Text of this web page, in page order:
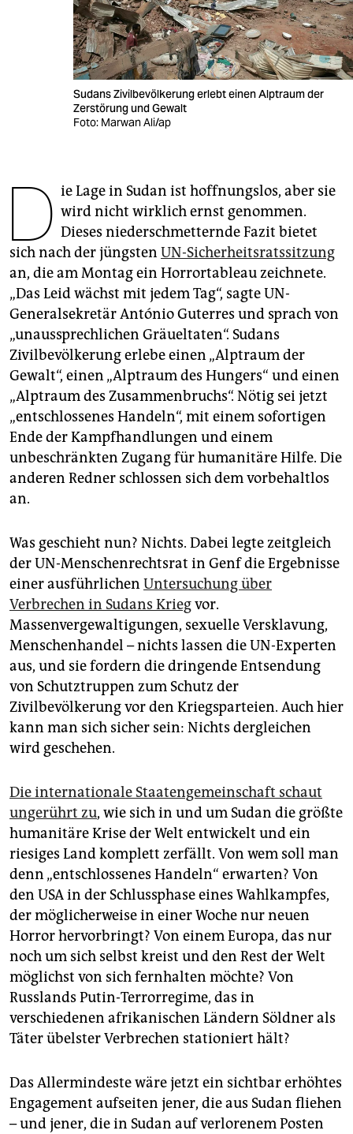
veranstaltungen
fragen & hilfe
unterstützen
genossenschaft
epaper login
Sudans Zivilbevölkerung erlebt einen Alptraum der
Zerstörung und Gewalt
Foto: Marwan Ali/ap
D ie Lage in Sudan ist hoffnungslos, aber sie
wird nicht wirklich ernst genommen.
Dieses niederschmetternde Fazit bietet
sich nach der jüngsten UN-Sicherheitsratssitzung
an, die am Montag ein Horrortableau zeichnete.
„Das Leid wächst mit jedem Tag“, sagte UN-
Generalsekretär António Guterres und sprach von
„unaussprechlichen Gräueltaten“. Sudans
Zivilbevölkerung erlebe einen „Alptraum der
Gewalt“, einen „Alptraum des Hungers“ und einen
„Alptraum des Zusammenbruchs“. Nötig sei jetzt
„entschlossenes Handeln“, mit einem sofortigen
Ende der Kampfhandlungen und einem
unbeschränkten Zugang für humanitäre Hilfe. Die
anderen Redner schlossen sich dem vorbehaltlos
an.
Was geschieht nun? Nichts. Dabei legte zeitgleich
der UN-Menschenrechtsrat in Genf die Ergebnisse
einer ausführlichen Untersuchung über
Verbrechen in Sudans Kriegvor.
Massenvergewaltigungen, sexuelle Versklavung,
Menschenhandel – nichts lassen die UN-Experten
aus, und sie fordern die dringende Entsendung
von Schutztruppen zum Schutz der
Zivilbevölkerung vor den Kriegsparteien. Auch hier
kann man sich sicher sein: Nichts dergleichen
wird geschehen.
Die internationale Staatengemeinschaft schaut
ungerührt zu, wie sich in und um Sudan die größte
humanitäre Krise der Welt entwickelt und ein
riesiges Land komplett zerfällt. Von wem soll man
denn „entschlossenes Handeln“ erwarten? Von
den USA in der Schlussphase eines Wahlkampfes,
der möglicherweise in einer Woche nur neuen
Horror hervorbringt? Von einem Europa, das nur
noch um sich selbst kreist und den Rest der Welt
möglichst von sich fernhalten möchte? Von
Russlands Putin-Terrorregime, das in
verschiedenen afrikanischen Ländern Söldner als
Täter übelster Verbrechen stationiert hält?
Das Allermindeste wäre jetzt ein sichtbar erhöhtes
Engagement aufseiten jener, die aus Sudan fliehen
– und jener, die in Sudan auf verlorenem Posten